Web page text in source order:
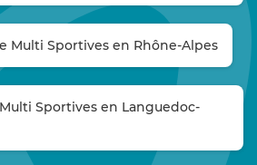
Multi Sportives en Rhône-Alpes
Sportives en Languedoc-